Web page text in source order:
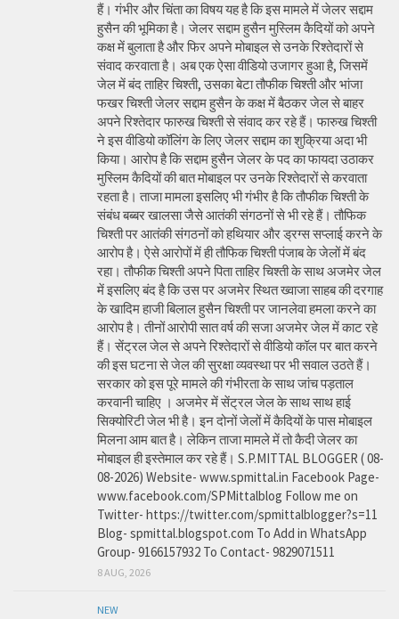
हैं। गंभीर और चिंता का विषय यह है कि इस मामले में जेलर सद्दाम
हुसैन की भूमिका है। जेलर सद्दाम हुसैन मुस्लिम कैदियों को अपने
कक्ष में बुलाता है और फिर अपने मोबाइल से उनके रिश्तेदारों से
संवाद करवाता है। अब एक ऐसा वीडियो उजागर हुआ है, जिसमें
जेल में बंद ताहिर चिश्ती, उसका बेटा तौफीक चिश्ती और भांजा
फखर चिश्ती जेलर सद्दाम हुसैन के कक्ष में बैठकर जेल से बाहर
अपने रिश्तेदार फारुख चिश्ती से संवाद कर रहे हैं। फारुख चिश्ती
ने इस वीडियो कॉलिंग के लिए जेलर सद्दाम का शुक्रिया अदा भी
किया। आरोप है कि सद्दाम हुसैन जेलर के पद का फायदा उठाकर
मुस्लिम कैदियों की बात मोबाइल पर उनके रिश्तेदारों से करवाता
रहता है। ताजा मामला इसलिए भी गंभीर है कि तौफीक चिश्ती के
संबंध बब्बर खालसा जैसे आतंकी संगठनों से भी रहे हैं। तौफिक
चिश्ती पर आतंकी संगठनों को हथियार और ड्रग्स सप्लाई करने के
आरोप है। ऐसे आरोपों में ही तौफिक चिश्ती पंजाब के जेलों में बंद
रहा। तौफीक चिश्ती अपने पिता ताहिर चिश्ती के साथ अजमेर जेल
में इसलिए बंद है कि उस पर अजमेर स्थित ख्वाजा साहब की दरगाह
के खादिम हाजी बिलाल हुसैन चिश्ती पर जानलेवा हमला करने का
आरोप है। तीनों आरोपी सात वर्ष की सजा अजमेर जेल में काट रहे
हैं। सेंट्रल जेल से अपने रिश्तेदारों से वीडियो कॉल पर बात करने
की इस घटना से जेल की सुरक्षा व्यवस्था पर भी सवाल उठते हैं।
सरकार को इस पूरे मामले की गंभीरता के साथ जांच पड़ताल
करवानी चाहिए । अजमेर में सेंट्रल जेल के साथ साथ हाई
सिक्योरिटी जेल भी है। इन दोनों जेलों में कैदियों के पास मोबाइल
मिलना आम बात है। लेकिन ताजा मामले में तो कैदी जेलर का
मोबाइल ही इस्तेमाल कर रहे हैं। S.P.MITTAL BLOGGER ( 08-
08-2026) Website- www.spmittal.in Facebook Page-
www.facebook.com/SPMittalblog Follow me on
Twitter- https://twitter.com/spmittalblogger?s=11
Blog- spmittal.blogspot.com To Add in WhatsApp
Group- 9166157932 To Contact- 9829071511
8 AUG, 2026
NEW